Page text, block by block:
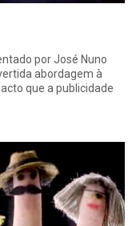
por José Nuno
abordagem à
que a publicidade